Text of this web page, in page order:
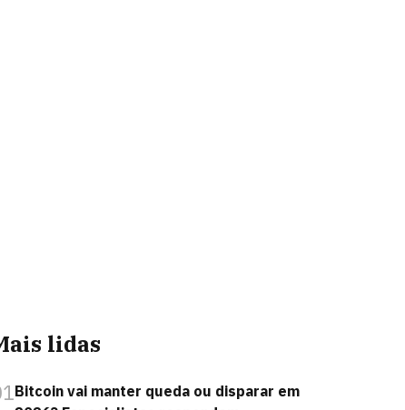
lidas
Bitcoin vai manter queda ou disparar em